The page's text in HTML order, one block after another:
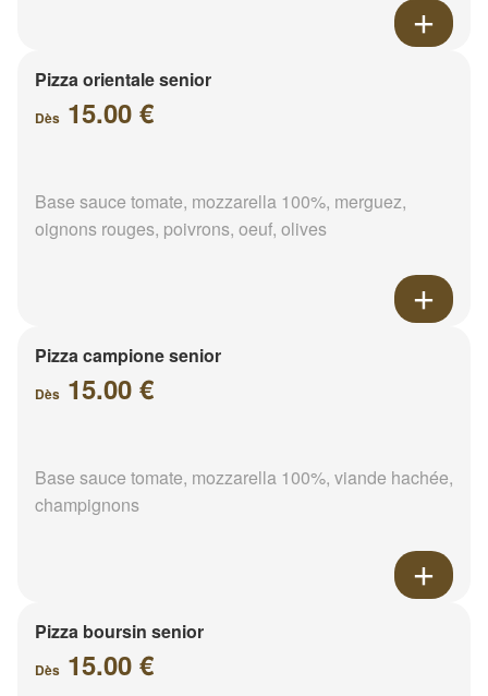
Pizza orientale senior
Dès 15.00 €
Base sauce tomate, mozzarella 100%, merguez,
oignons rouges, poivrons, oeuf, olives
Pizza campione senior
Dès 15.00 €
Base sauce tomate, mozzarella 100%, viande hachée,
champignons
Pizza boursin senior
Dès 15.00 €